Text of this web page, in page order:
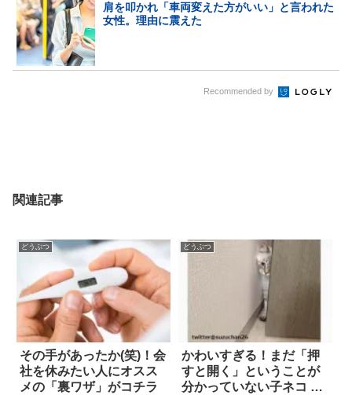
肩を叩かれ「車両変えた方がいい」と言われた
女性。理由に震えた
Recommended by
関連記事
どうぶつ
その手があったか(笑)！会
社を休みたい人にオスス
メの「裏ワザ」がコチラ
どうぶつ
かわいすぎる！まだ「押
すと開く」ということが
分かっていない子ネコ 3